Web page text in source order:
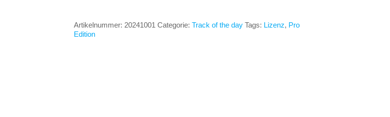
aantal
Artikelnummer: 20241001 Categorie: Track of the day Tags: Lizenz, Pro
Edition